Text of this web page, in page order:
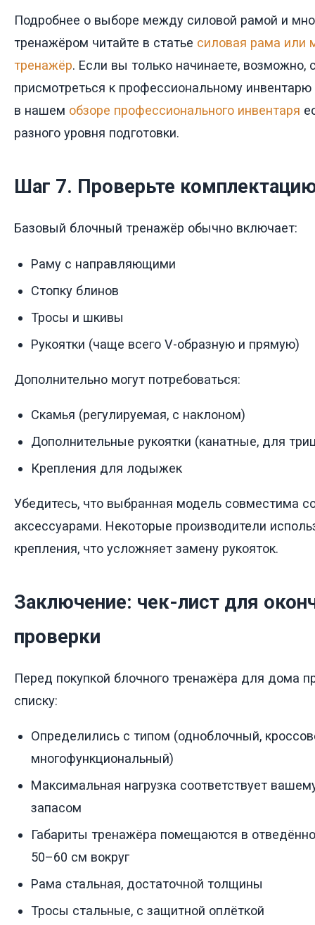
Подробнее о выборе между силовой рамой и
тренажёром читайте в статье силовая рама или
тренажёр. Если вы только начинаете, возможно,
присмотреться к профессиональному
в нашем обзоре профессионального инвентаря
разного уровня подготовки.
Шаг 7. Проверьте
Базовый блочный тренажёр обычно включает:
Раму с направляющими
Стопку блинов
Тросы и шкивы
Рукоятки (чаще всего V-образную и прямую)
Дополнительно могут потребоваться:
Скамья (регулируемая, с наклоном)
Дополнительные рукоятки (канатные, для
Крепления для лодыжек
Убедитесь, что выбранная модель совместима
аксессуарами. Некоторые производители
крепления, что усложняет замену рукояток.
Заключение: чек-лист для
проверки
Перед покупкой блочного тренажёра для дома
списку:
Определились с типом (одноблочный,
многофункциональный)
Максимальная нагрузка соответствует
запасом
Габариты тренажёра помещаются в
50–60 см вокруг
Рама стальная, достаточной толщины
Тросы стальные, с защитной оплёткой